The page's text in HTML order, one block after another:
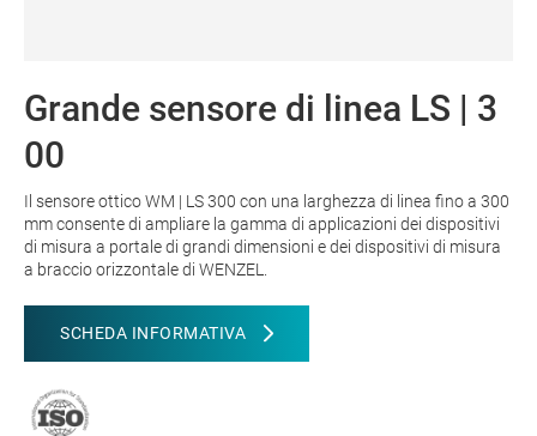
Grande sensore di linea LS | 3
00
Il sensore ottico WM | LS 300 con una larghezza di linea fino a 300
mm consente di ampliare la gamma di applicazioni dei dispositivi
di misura a portale di grandi dimensioni e dei dispositivi di misura
a braccio orizzontale di WENZEL.
SCHEDA INFORMATIVA